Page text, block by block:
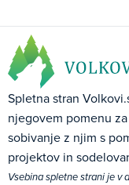
Spletna stran
njegovem pomenu
sobivanje z njim s
projektov in
Vsebina spletne strani je v